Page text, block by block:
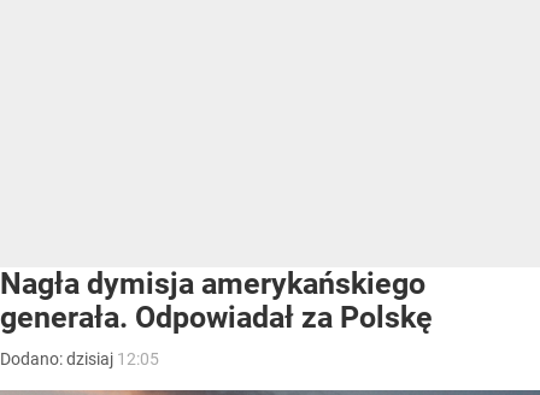
Nagła dymisja amerykańskiego
generała. Odpowiadał za Polskę
Dodano:dzisiaj 12:05